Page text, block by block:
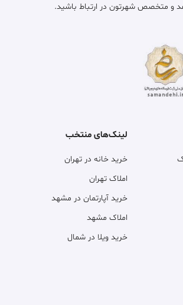
و متخصص شهرتون در ارتباط باشید.
لینک‌های منتخب
خرید خانه در تهران
املاک تهران
خرید آپارتمان در مشهد
املاک مشهد
خرید ویلا در شمال